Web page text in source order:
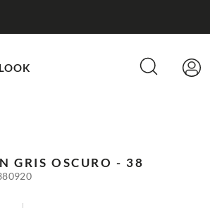
GRIS OSCURO - 38